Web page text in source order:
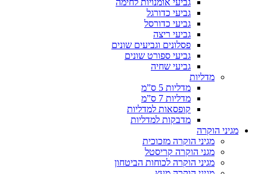
גביעי אומנויות לחימה
גביעי כדורגל
גביעי כדורסל
גביעי ריצה
פסלונים וגביעים שונים
גביעי ספורט שונים
גביעי שחיה
מדליות
מדליות 5 ס”מ
מדליות 7 ס”מ
קופסאות למדליות
מדבקות למדליות
מגיני הוקרה
מגיני הוקרה מזכוכית
מגני הוקרה קריסטל
מגיני הוקרה לכוחות הביטחון